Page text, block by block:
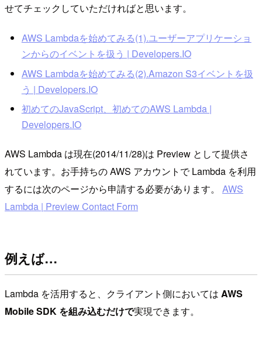
せてチェックしていただければと思います。
AWS Lambdaを始めてみる(1).ユーザーアプリケーショ
ンからのイベントを扱う | Developers.IO
AWS Lambdaを始めてみる(2).Amazon S3イベントを扱
う | Developers.IO
初めてのJavaScript、初めてのAWS Lambda |
Developers.IO
AWS Lambda は現在(2014/11/28)は Preview として提供さ
れています。お手持ちの AWS アカウントで Lambda を利用
するには次のページから申請する必要があります。 AWS
Lambda | Preview Contact Form
例えば…
Lambda を活用すると、クライアント側においては AWS
Mobile SDK を組み込むだけで実現できます。